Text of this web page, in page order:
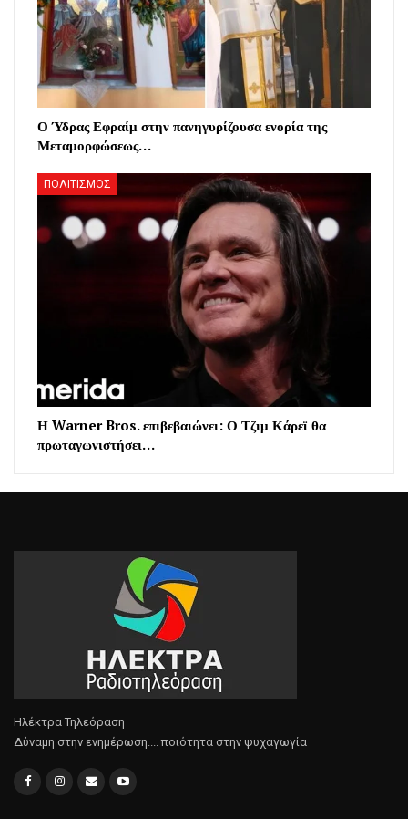
Ο Ύδρας Εφραίμ στην πανηγυρίζουσα ενορία της
Μεταμορφώσεως…
ΠΟΛΙΤΙΣΜΟΣ
Η Warner Bros. επιβεβαιώνει: Ο Τζιμ Κάρεϊ θα
πρωταγωνιστήσει…
Ηλέκτρα Τηλεόραση
Δύναμη στην ενημέρωση.... ποιότητα στην ψυχαγωγία